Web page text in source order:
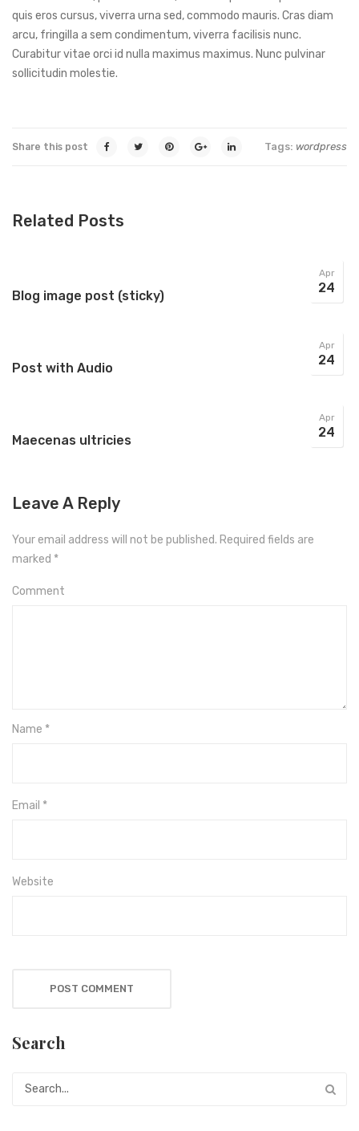
quis eros cursus, viverra urna sed, commodo mauris. Cras diam
arcu, fringilla a sem condimentum, viverra facilisis nunc.
Curabitur vitae orci id nulla maximus maximus. Nunc pulvinar
sollicitudin molestie.
Share this post Tags: wordpress
Related Posts
Apr
24
Blog image post (sticky)
Apr
24
Post with Audio
Apr
24
Maecenas ultricies
Leave A Reply
Your email address will not be published. Required fields are
marked *
Comment
Name *
Email *
Website
Search